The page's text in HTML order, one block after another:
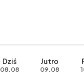
Dziś
08.08
Jutro
09.08